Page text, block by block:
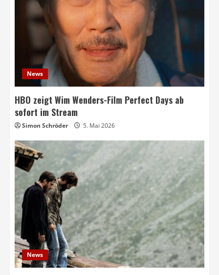
News
HBO zeigt Wim Wenders-Film Perfect Days ab
sofort im Stream
Simon Schröder 5. Mai 2026
News